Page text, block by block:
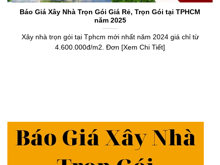
Báo Giá Xây Nhà Trọn Gói Giá Rẻ, Trọn Gói tại TPHCM
năm 2025
Xây nhà trọn gói tại Tphcm mới nhất năm 2024 giá chỉ từ
4.600.000đ/m2. Đơn [Xem Chi Tiết]